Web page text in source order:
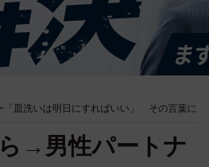
皿洗いは明日にすればいい」 その言葉に
→男性パートナ